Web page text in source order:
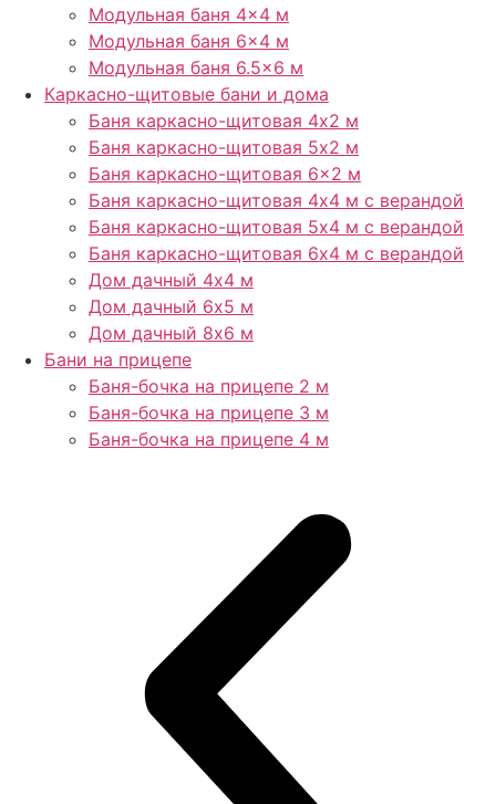
Модульная баня 4×4 м
Модульная баня 6×4 м
Модульная баня 6.5×6 м
Каркасно-щитовые бани и дома
Баня каркасно-щитовая 4х2 м
Баня каркасно-щитовая 5х2 м
Баня каркасно-щитовая 6×2 м​
Баня каркасно-щитовая 4х4 м с верандой
Баня каркасно-щитовая 5х4 м с верандой
Баня каркасно-щитовая 6х4 м с верандой
Дом дачный 4х4 м
Дом дачный 6х5 м
Дом дачный 8х6 м
Бани на прицепе
Баня-бочка на прицепе 2 м
Баня-бочка на прицепе 3 м
Баня-бочка на прицепе 4 м